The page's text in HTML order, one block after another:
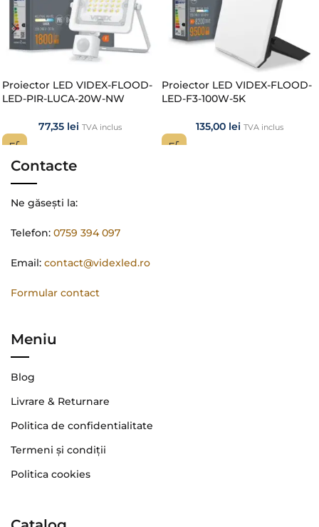
Proiector LED VIDEX-FLOOD-
LED-PIR-LUCA-20W-NW
77,35 lei TVA inclus
Proiector LED VIDEX-FLOOD-
LED-F3-100W-5K
135,00 lei TVA inclus
Contacte
Ne găsești la:
Telefon: 0759 394 097
Email: contact@videxled.ro
Formular contact
Meniu
Blog
Livrare & Returnare
Politica de confidentialitate
Termeni şi condiţii
Politica cookies